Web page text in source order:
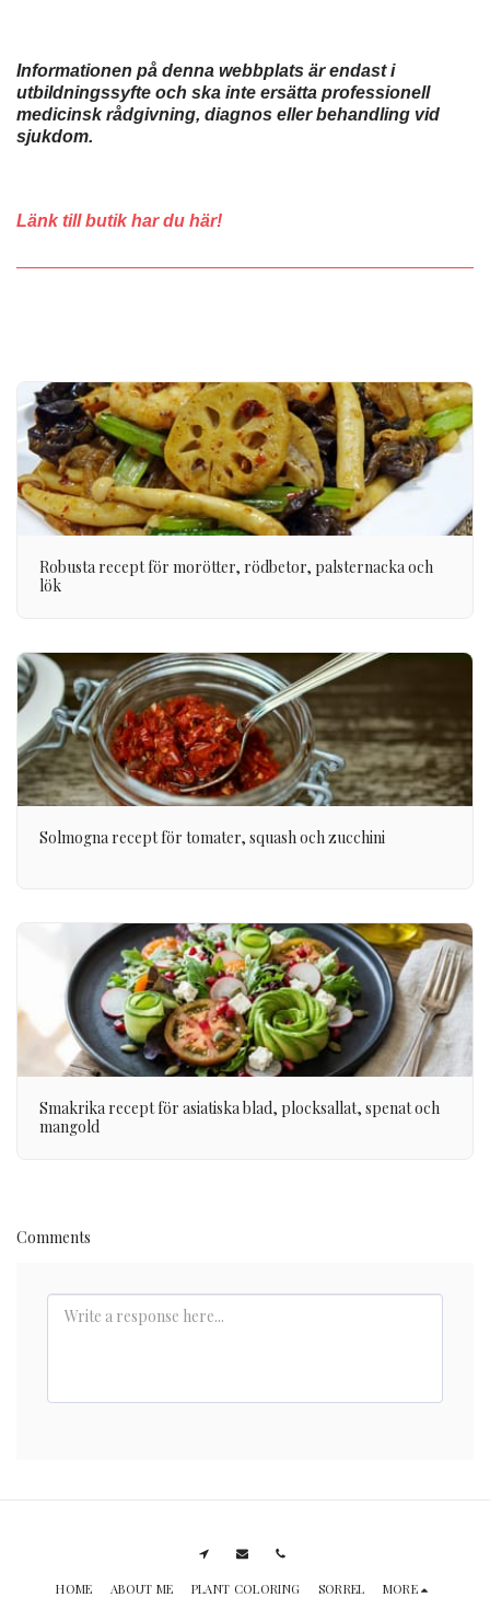
Informationen på denna webbplats är endast i
utbildningssyfte och ska inte ersätta professionell
medicinsk rådgivning, diagnos eller behandling vid
sjukdom.
Länk till butik har du här!
Robusta recept för morötter, rödbetor, palsternacka och
lök
Solmogna recept för tomater, squash och zucchini
Smakrika recept för asiatiska blad, plocksallat, spenat och
mangold
Comments
HOME ABOUT ME PLANT COLORING SORREL MORE